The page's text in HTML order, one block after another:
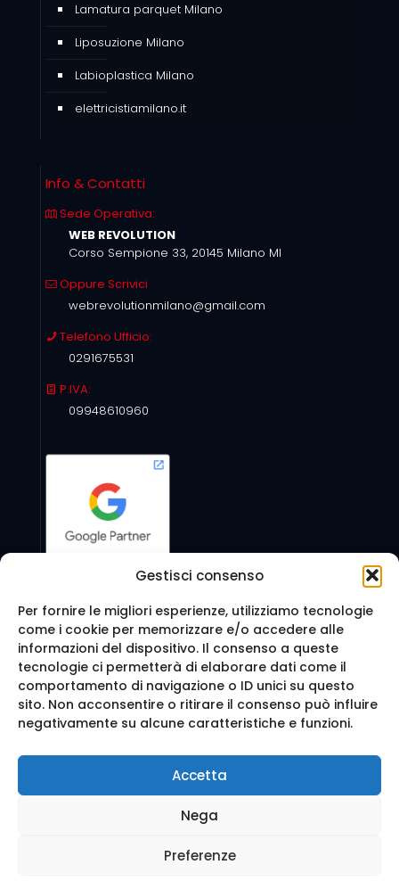
Gestisci consenso
Per fornire le migliori esperienze, utilizziamo tecnologie
come i cookie per memorizzare e/o accedere alle
informazioni del dispositivo. Il consenso a queste
tecnologie ci permetterà di elaborare dati come il
comportamento di navigazione o ID unici su questo
sito. Non acconsentire o ritirare il consenso può influire
negativamente su alcune caratteristiche e funzioni.
Accetta
Nega
Preferenze
Lamatura parquet Milano
Liposuzione Milano
Labioplastica Milano
elettricistiamilano.it
Info & Contatti
Sede Operativa:
WEB REVOLUTION
Corso Sempione 33, 20145 Milano MI
Oppure Scrivici
webrevolutionmilano@gmail.com
Telefono Ufficio:
0291675531
P.IVA:
09948610960
Seguici anche su:
© 2016 Web Agency Milano - WEB REVOLUTION MILANO
SRLS. All Rights Reserved.
enzia Web Milano
ati